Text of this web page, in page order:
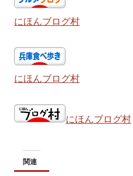
にほんブログ村
にほんブログ村
にほんブログ村
関連